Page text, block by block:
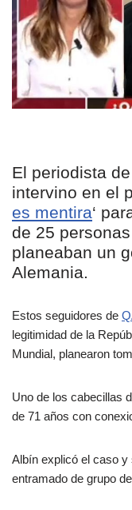
El periodista de
intervino en el
es mentira‘
de 25
planeaban un
Alemania.
Estos seguidores de
legitimidad de la
Mundial, planearon
Uno de los cabecillas
de 71 años con
Albín explicó el caso y
entramado de grupo